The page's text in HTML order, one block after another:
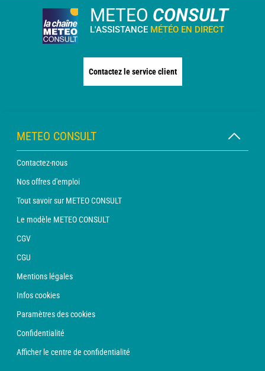
METEO CONSULT
L'ASSISTANCE MÉTÉO EN DIRECT
Contactez le service client
METEO CONSULT
Contactez-nous
Nos offres d'emploi
Tout savoir sur METEO CONSULT
Le modèle METEO CONSULT
CGV
CGU
Mentions légales
Infos cookies
Paramètres des cookies
Confidentialité
Afficher le centre de confidentialité